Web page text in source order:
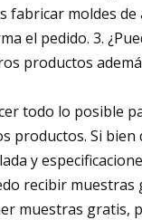
fabricar moldes de
el pedido. 3.
productos
todo lo posible
productos. Si bien
y
recibir muestras
muestras gratis,